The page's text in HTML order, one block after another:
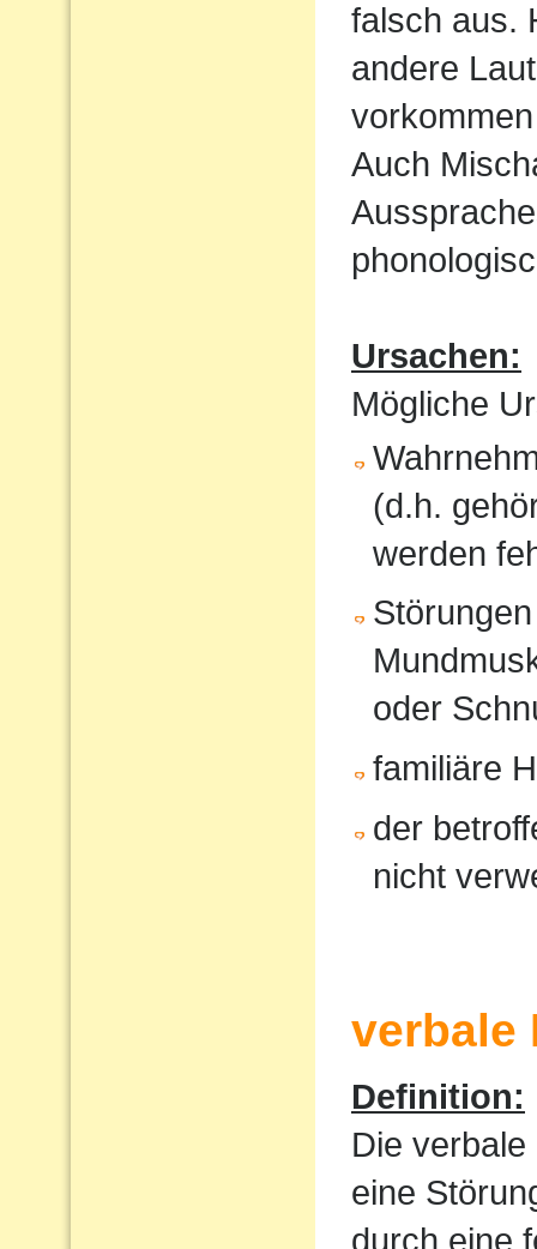
falsch aus.
andere
Auch
Ursachen:
Mögliche
(d.h.
werden
oder
familiäre
der
nicht
verbale
Definition:
Die
eine
durch eine